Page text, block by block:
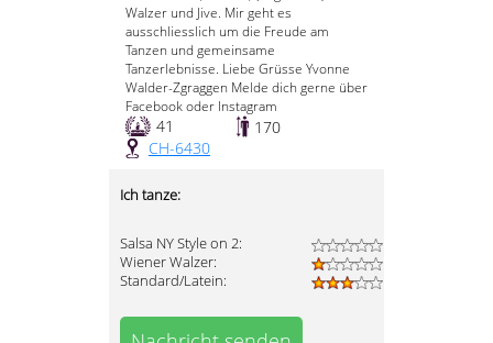
Walzer und Jive. Mir geht es
ausschliesslich um die Freude am
Tanzen und gemeinsame
Tanzerlebnisse. Liebe Grüsse Yvonne
Walder-Zgraggen Melde dich gerne über
Facebook oder Instagram
41
170
CH-6430
Ich tanze:
Salsa NY Style on 2:
Wiener Walzer:
Standard/Latein: